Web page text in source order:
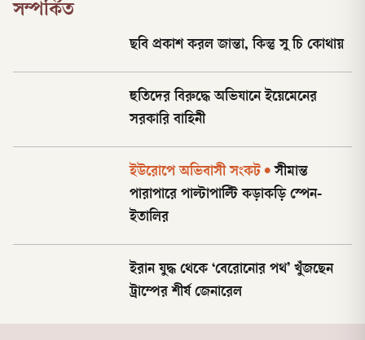
সম্পর্কিত
ছবি প্রকাশ করল জান্তা, কিন্তু সু চি কোথায়
হুতিদের বিরুদ্ধে অভিযানে ইয়েমেনের
সরকারি বাহিনী
ইউরোপে অভিবাসী সংকট • সীমান্ত
পারাপারে পাল্টাপাল্টি কড়াকড়ি স্পেন-
ইতালির
ইরান যুদ্ধ থেকে ‘বেরোনোর পথ’ খুঁজছেন
ট্রাম্পের শীর্ষ জেনারেল